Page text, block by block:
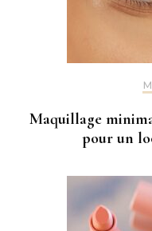
Maquillage
pour un